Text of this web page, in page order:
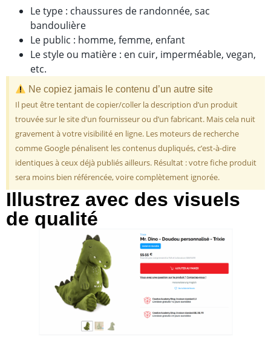
Le type : chaussures de randonnée, sac
bandoulière
Le public : homme, femme, enfant
Le style ou matière : en cuir, imperméable, vegan,
etc.
Ne copiez jamais le contenu d’un autre site
Il peut être tentant de copier/coller la description d’un produit
trouvée sur le site d’un fournisseur ou d’un fabricant. Mais cela nuit
gravement à votre visibilité en ligne. Les moteurs de recherche
comme Google pénalisent les contenus dupliqués, c’est-à-dire
identiques à ceux déjà publiés ailleurs. Résultat : votre fiche produit
sera moins bien référencée, voire complètement ignorée.
Illustrez avec des visuels
de qualité